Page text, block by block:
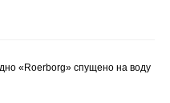
«Roerborg» спущено на воду